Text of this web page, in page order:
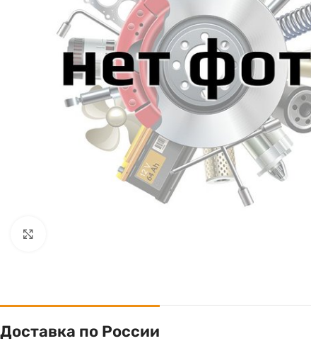
Доставка по России